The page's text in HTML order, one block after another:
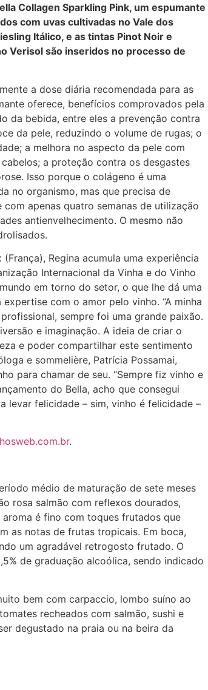
Collagen Sparkling Pink, um espumante
com uvas cultivadas no Vale dos
Itálico, e as tintas Pinot Noir e
Verisol são inseridos no processo de
a dose diária recomendada para as
oferece, benefícios comprovados pela
da bebida, entre eles a prevenção contra
da pele, reduzindo o volume de rugas; o
a melhora no aspecto da pele com
a proteção contra os desgastes
Isso porque o colágeno é uma
no organismo, mas que precisa de
apenas quatro semanas de utilização
antienvelhecimento. O mesmo não
Regina acumula uma experiência
Internacional da Vinha e do Vinho
em torno do setor, o que lhe dá uma
com o amor pelo vinho. “A minha
sempre foi uma grande paixão.
e imaginação. A ideia de criar o
e poder compartilhar este sentimento
e sommelière, Patrícia Possamai,
para chamar de seu. “Sempre fiz vinho e
do Bella, acho que consegui
levar felicidade – sim, vinho é felicidade –
.
médio de maturação de sete meses
rosa salmão com reflexos dourados,
é fino com toques frutados que
as notas de frutas tropicais. Em boca,
um agradável retrogosto frutado. O
de graduação alcoólica, sendo indicado
bem com carpaccio, lombo suíno ao
recheados com salmão, sushi e
degustado na praia ou na beira da